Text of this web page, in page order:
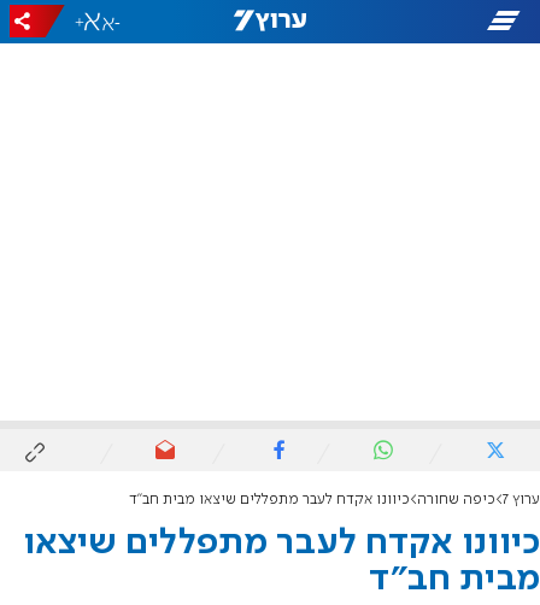
-
+
ערוץ 7 כיפה שחורה כיוונו אקדח לעבר מתפללים שיצאו מבית חב"ד
כיוונו אקדח לעבר מתפללים שיצאו
מבית חב"ד